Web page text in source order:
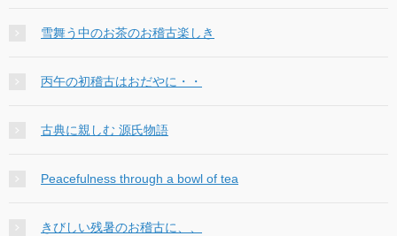
雪舞う中のお茶のお稽古楽しき
丙午の初稽古はおだやに・・
古典に親しむ 源氏物語
Peacefulness through a bowl of tea
きびしい残暑のお稽古に、、